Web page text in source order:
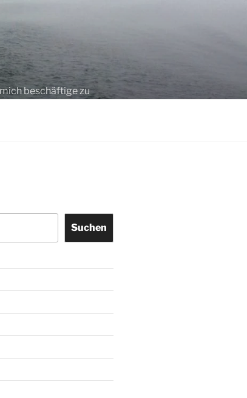
beschäftige zu
Suchen